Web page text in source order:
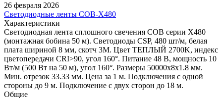
26 февраля 2026
Светодиодные ленты COB-X480
Характеристики
Светодиодная лента сплошного свечения COB серии X480
(монтажная бобина 50 м). Светодиоды CSP, 480 шт/м, белая
плата шириной 8 мм, скотч 3M. Цвет ТЕПЛЫЙ 2700K, индекс
цветопередачи CRI>90, угол 160°. Питание 48 В, мощность 10
Вт/м (500 Вт на 50 м), угол 160°. Размеры 50000х8х1.8 мм.
Мин. отрезок 33.33 мм. Цена за 1 м. Подключения с одной
стороны до 9 м. Подключение с двух сторон до 18 м.
Общие